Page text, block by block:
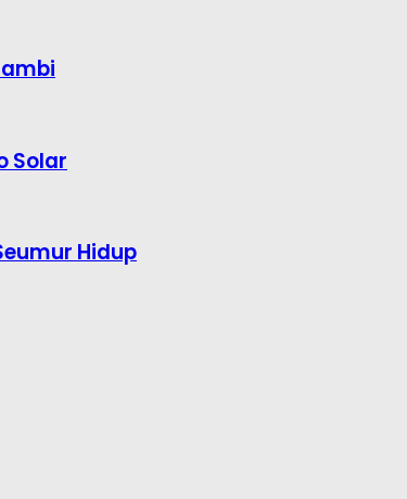
Solar
Hidup